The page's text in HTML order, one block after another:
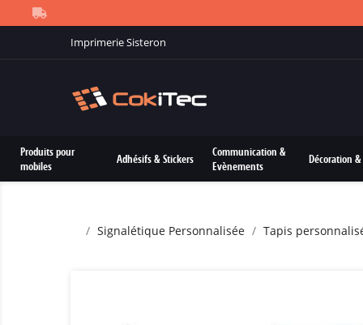
Imprimerie Sisteron
Produits pour
mobiles
Adhésifs & Stickers
Communication &
Evènements
Décoration
Signalétique Personnalisée Tapis